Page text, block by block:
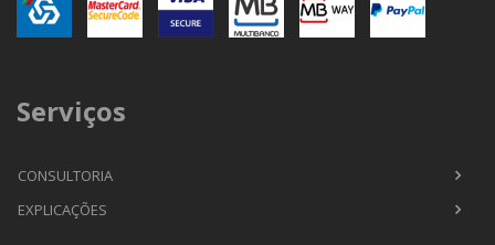
Serviços
CONSULTORIA
EXPLICAÇÕES